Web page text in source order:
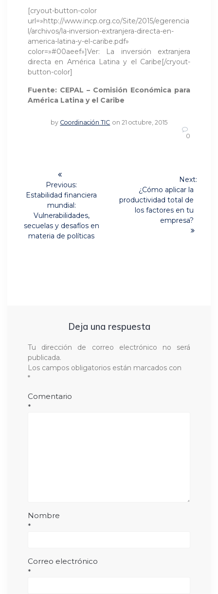
[cryout-button-color
url=»http://www.incp.org.co/Site/2015/egerencia
l/archivos/la-inversion-extranjera-directa-en-
america-latina-y-el-caribe.pdf»
color=»#00aeef»]Ver: La inversión extranjera
directa en América Latina y el Caribe[/cryout-
button-color]
Fuente: CEPAL – Comisión Económica para
América Latina y el Caribe
by Coordinación TIC on 21 octubre, 2015
0
Navegación
entradas
Previous:
Previous
Estabilidad financiera
mundial:
Vulnerabilidades,
secuelas y desafíos en
materia de políticas
Next:
post:
¿Cómo aplicar la
productividad total de
los factores en tu
empresa?
Deja una respuesta
Tu dirección de correo electrónico no será
publicada.
Los campos obligatorios están marcados con
*
Comentario
*
Nombre
*
Correo electrónico
*